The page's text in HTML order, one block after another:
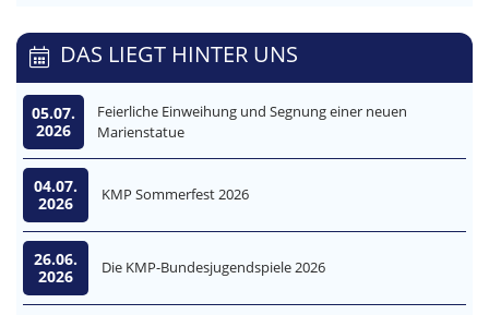
DAS LIEGT HINTER UNS
05.07.
2026
Feierliche Einweihung und Segnung einer neuen
Marienstatue
04.07.
2026
KMP Sommerfest 2026
26.06.
2026
Die KMP-Bundesjugendspiele 2026